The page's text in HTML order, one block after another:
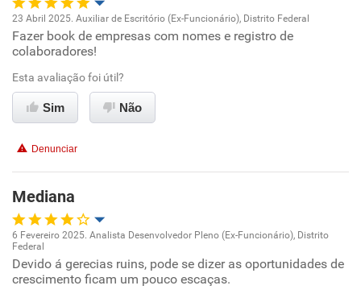
Oportunidade de promoção
Ambiente de trabalho
Conciliação com a vida familiar
Recomenda esta empresa
Recomenda a diretoria
23 Abril 2025. Auxiliar de Escritório (Ex-Funcionário), Distrito Federal
Fazer book de empresas com nomes e registro de
colaboradores!
Esta avaliação foi útil?
Sim Não
Denunciar
Mediana
Oportunidade de promoção
6 Fevereiro 2025. Analista Desenvolvedor Pleno (Ex-Funcionário), Distrito
Federal
Devido á gerecias ruins, pode se dizer as oportunidades de
crescimento ficam um pouco escaças.